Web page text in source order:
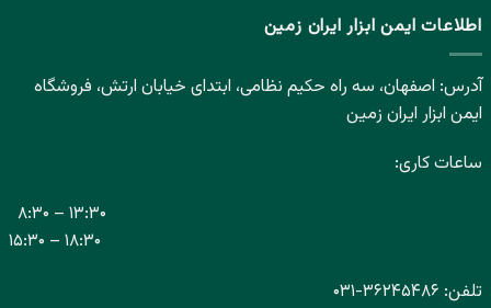
اطلاعات ایمن ابزار ایران زمین
آدرس: اصفهان، سه راه حکیم نظامی، ابتدای خیابان ارتش، فروشگاه
ایمن ابزار ایران زمین
ساعات کاری:
۸:۳۰ – ۱۳:۳۰
۱۵:۳۰ – ۱۸:۳۰
تلفن: ۳۶۲۴۵۴۸۶- ۰۳۱